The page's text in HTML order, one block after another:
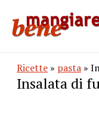
Ricette » pasta »
Insalata di